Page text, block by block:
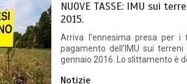
NUOVE TASSE: IMU sui
2015.
Arriva l’ennesima presa per i
pagamento dell’IMU sui
gennaio 2016. Lo slittamento è
Notizie